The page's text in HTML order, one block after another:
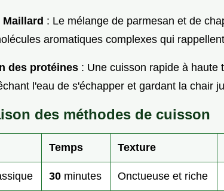
: Le mélange de parmesan et de
aromatiques complexes qui
des protéines : Une cuisson rapide à haute
l'eau de s'échapper et gardant la chair
des méthodes de cuisson
Temps Texture
30 minutes Onctueuse et riche